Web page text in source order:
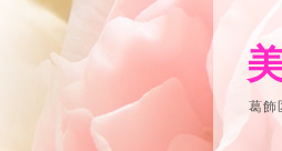
葛飾